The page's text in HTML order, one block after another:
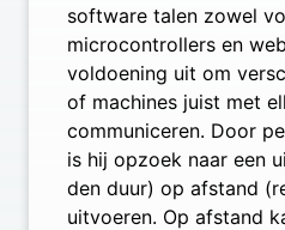
software talen zowel
microcontrollers en
voldoening uit om
of machines juist met
communiceren. Door
is hij opzoek naar een
den duur) op afstand
uitvoeren. Op afstand